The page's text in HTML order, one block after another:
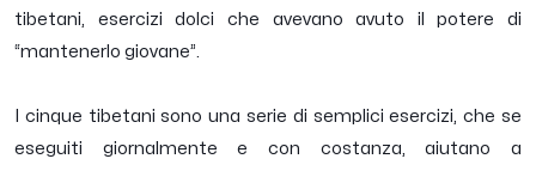
tibetani, esercizi dolci che avevano avuto il potere di
“mantenerlo giovane”.
I cinque tibetani sono una serie di semplici esercizi, che se
eseguiti giornalmente e con costanza, aiutano a